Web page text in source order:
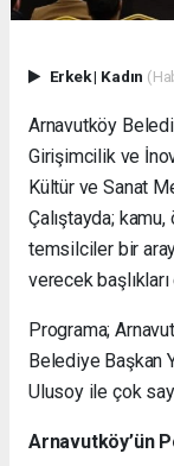
Erkek| Kadın
Arnavutköy
Girişimcilik ve
Kültür ve Sanat
Çalıştayda;
temsilciler bir
verecek başlıkları
Programa;
Belediye Başkan
Ulusoy ile çok
Arnavutköy’ün